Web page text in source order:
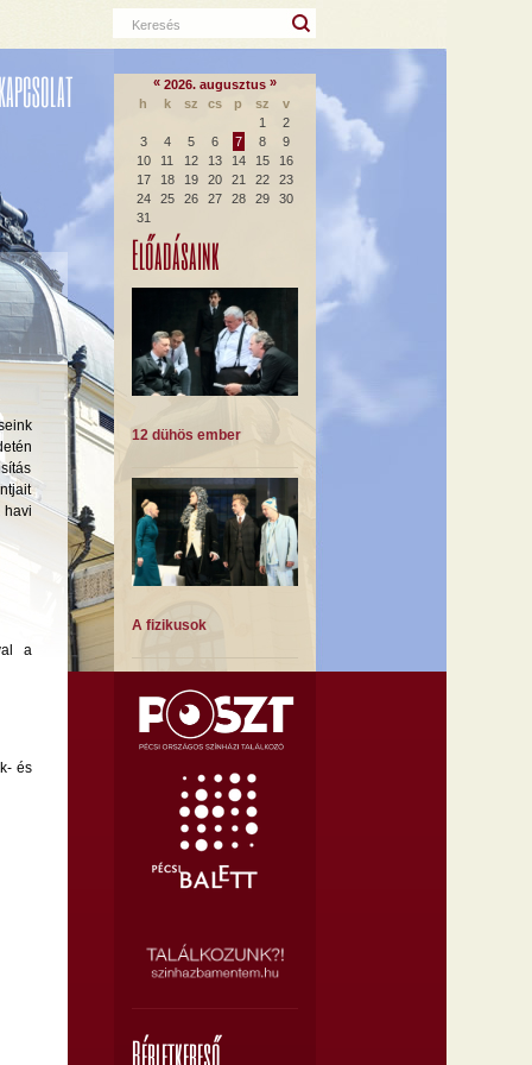
Keresés
KAPCSOLAT
havi
a
és
« 2026. augusztus »
h
k sz cs p sz
v
1
2
3
4 5 6 7 8
9
10
11 12 13 14 15
16
17
18 19 20 21 22
23
24
25 26 27 28 29
30
31
Előadásaink
12 dühös ember
A fizikusok
A Montmartre-i ibolya
Bérletkereső